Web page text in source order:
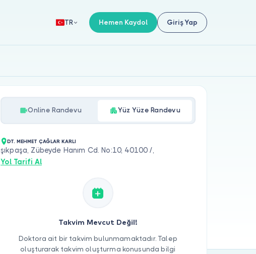
TR Hemen Kaydol Giriş Yap
Online Randevu Yüz Yüze Randevu
DT. MEHMET ÇAĞLAR KARLI
şıkpaşa, Zübeyde Hanım Cd. No:10, 40100 /,
Yol Tarifi Al
Takvim Mevcut Değil!
Doktora ait bir takvim bulunmamaktadır. Talep
oluşturarak takvim oluşturma konusunda bilgi